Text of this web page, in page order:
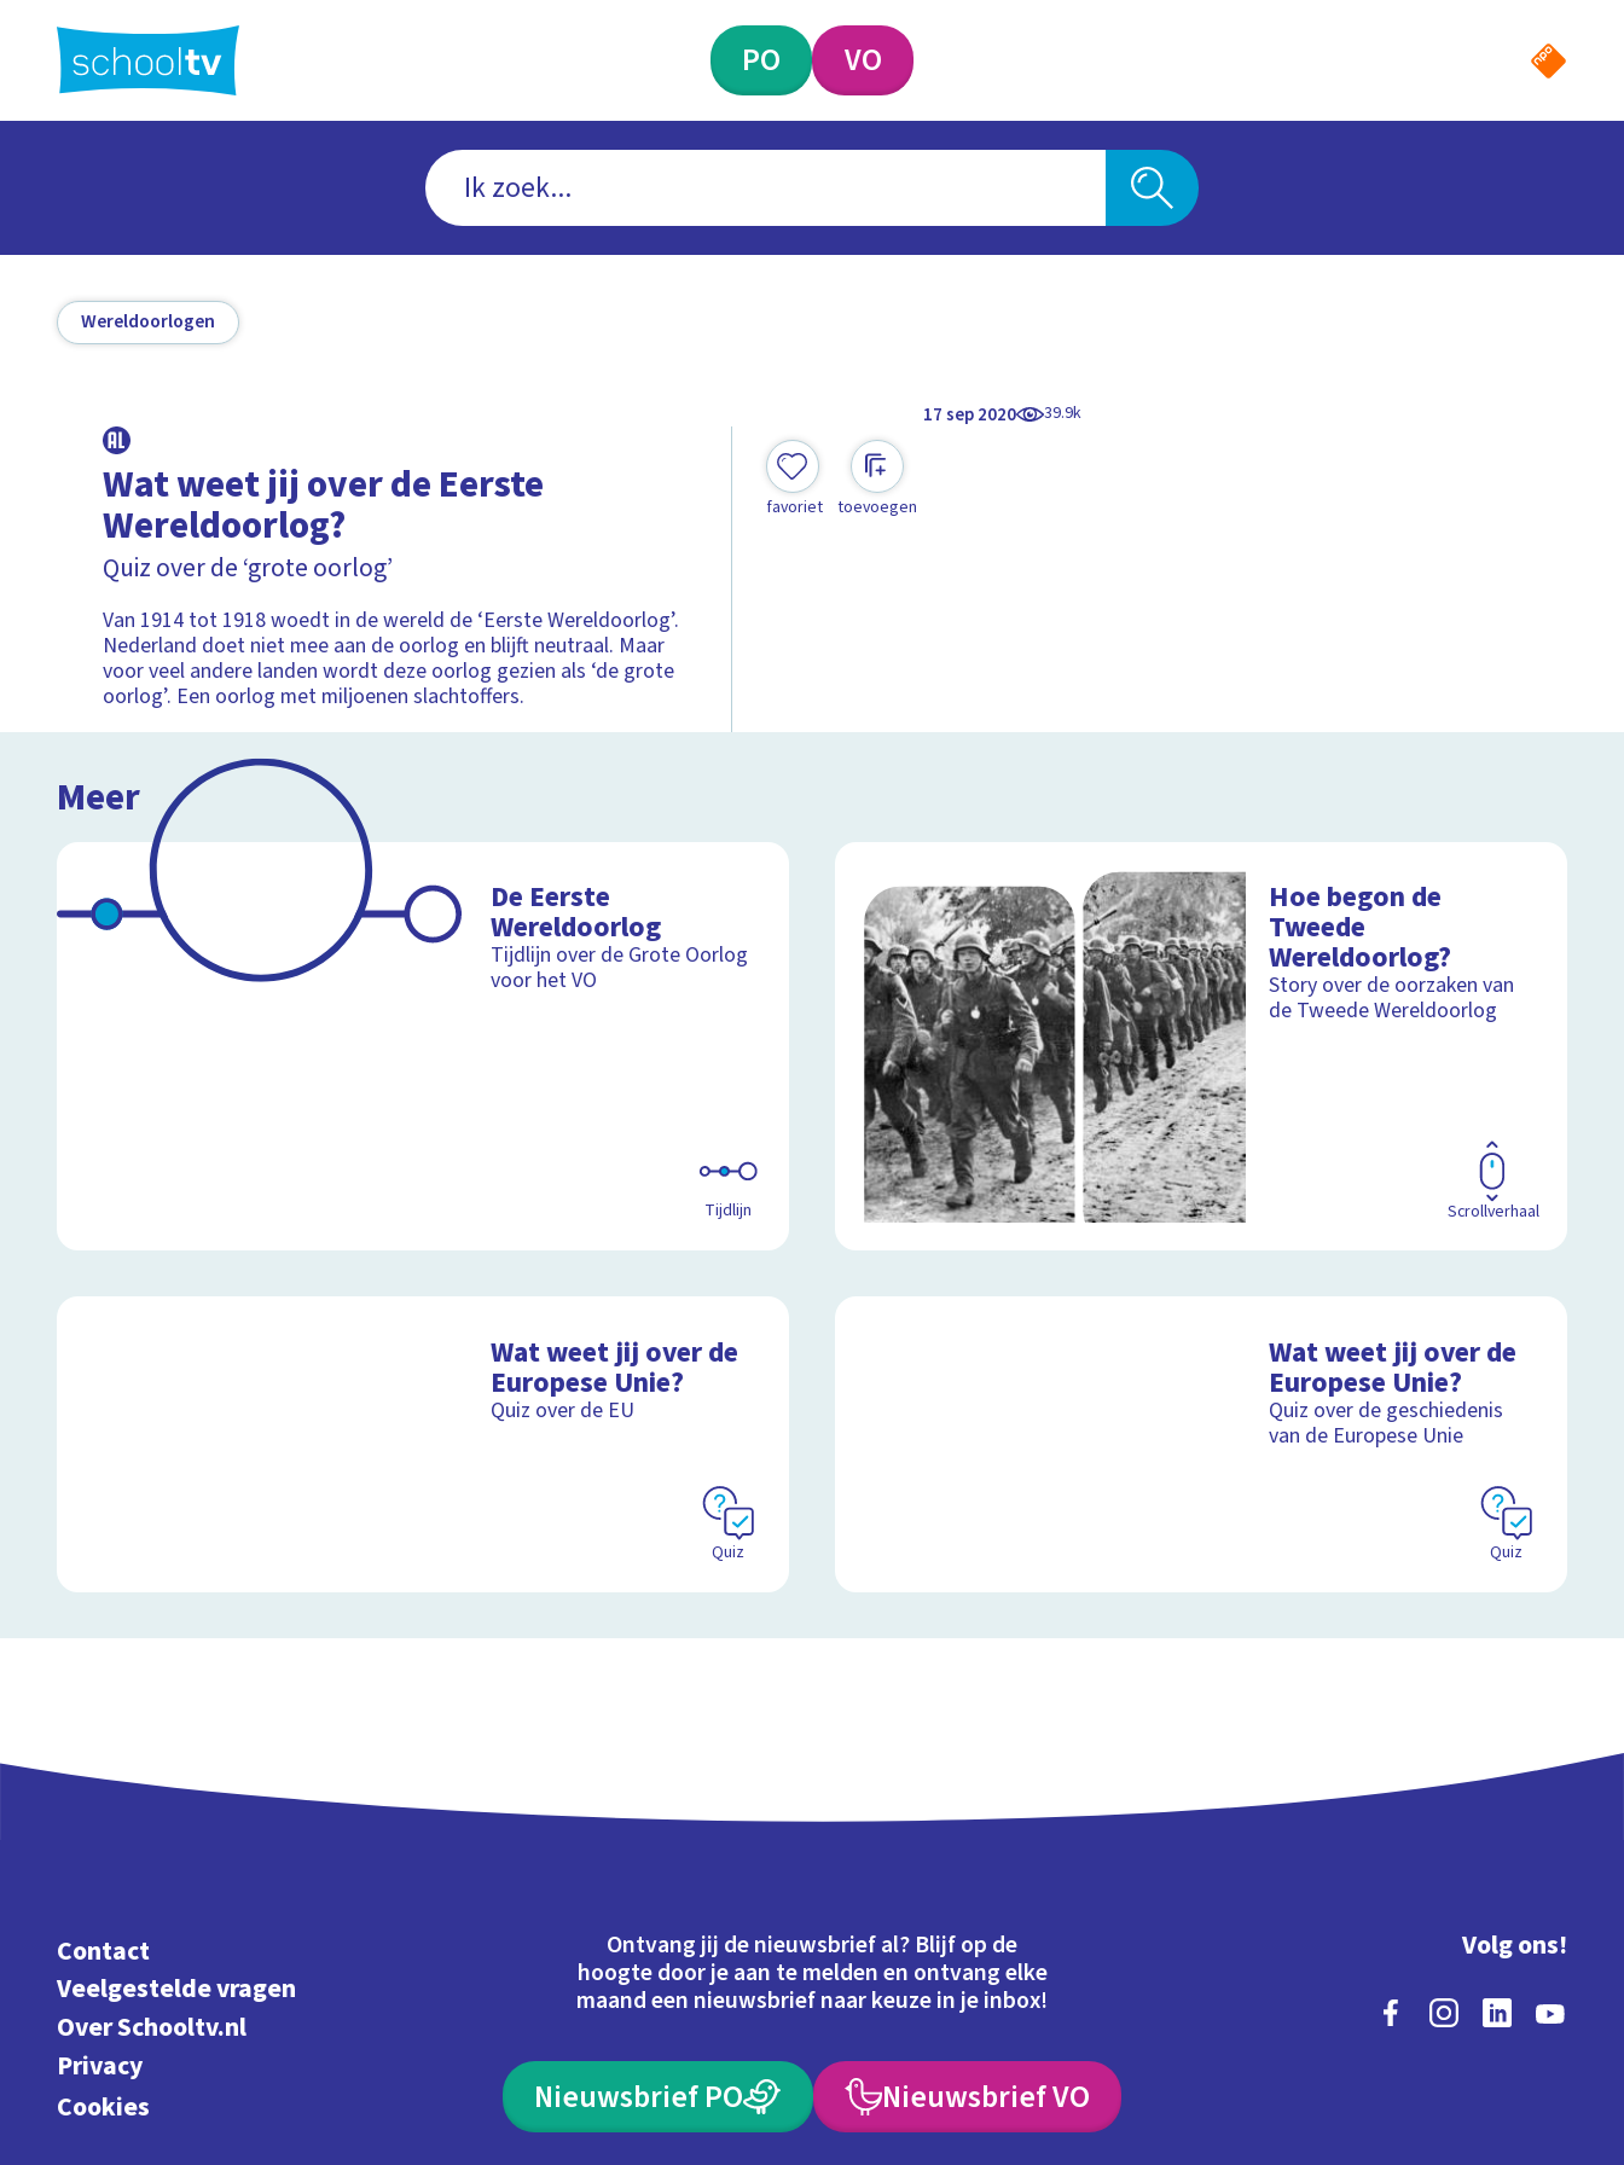
hoofdinhoud
PO VO
Wereldoorlogen
17 sep 2020 39.9k
Wat weet jij over de Eerste
Wereldoorlog?
Quiz over de ‘grote oorlog’
Van 1914 tot 1918 woedt in de wereld de ‘Eerste Wereldoorlog’.
Nederland doet niet mee aan de oorlog en blijft neutraal. Maar
voor veel andere landen wordt deze oorlog gezien als ‘de grote
oorlog’. Een oorlog met miljoenen slachtoffers.
favoriet toevoegen
Meer
De Eerste
Wereldoorlog
Tijdlijn over de Grote Oorlog
voor het VO
Tijdlijn
Hoe begon de
Tweede
Wereldoorlog?
Story over de oorzaken van
de Tweede Wereldoorlog
Scrollverhaal
Wat weet jij over de
Europese Unie?
Quiz over de EU
Quiz
Wat weet jij over de
Europese Unie?
Quiz over de geschiedenis
van de Europese Unie
Quiz
Contact
Veelgestelde vragen
Over Schooltv.nl
Privacy
Cookies
Ontvang jij de nieuwsbrief al? Blijf op de
hoogte door je aan te melden en ontvang elke
maand een nieuwsbrief naar keuze in je inbox!
Nieuwsbrief PO Nieuwsbrief VO
Volg ons!